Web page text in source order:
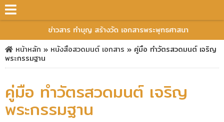
ข่าวสาร ทำบุญ สร้างวัด เอกสารพระพุทธศาสนา
หน้าหลัก » หนังสือสวดมนต์ เอกสาร » คู่มือ ทำวัตรสวดมนต์ เจริญ
พระกรรมฐาน
คู่มือ ทำวัตรสวดมนต์ เจริญ
พระกรรมฐาน